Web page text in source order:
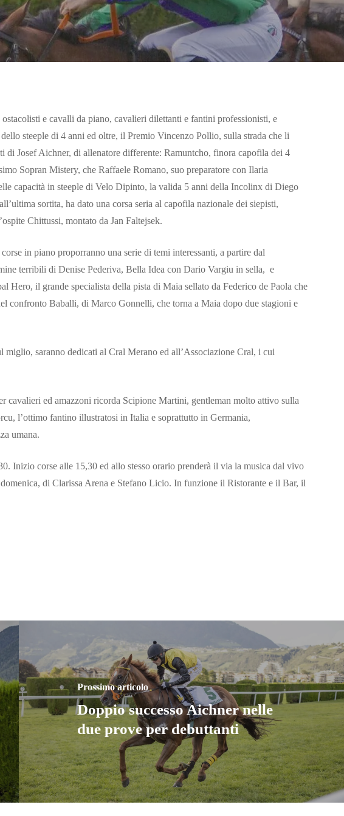
e cavalli da piano, cavalieri dilettanti e fantini professionisti, e
steeple di 4 anni ed oltre, il Premio Vincenzo Pollio, sulla strada che li
Josef Aichner, di allenatore differente: Ramuntcho, finora capofila dei 4
Sopran Mistery, che Raffaele Romano, suo preparatore con Ilaria
capacità in steeple di Velo Dipinto, la valida 5 anni della Incolinx di Diego
sortita, ha dato una corsa seria al capofila nazionale dei siepisti,
Chittussi, montato da Jan Faltejsek.
in piano proporranno una serie di temi interessanti, a partire dal
terribili di Denise Pederiva, Bella Idea con Dario Vargiu in sella, e
Hero, il grande specialista della pista di Maia sellato da Federico de Paola che
confronto Baballi, di Marco Gonnelli, che torna a Maia dopo due stagioni e
saranno dedicati al Cral Merano ed all’Associazione Cral, i cui
cavalieri ed amazzoni ricorda Scipione Martini, gentleman molto attivo sulla
l’ottimo fantino illustratosi in Italia e soprattutto in Germania,
umana.
Inizio corse alle 15,30 ed allo stesso orario prenderà il via la musica dal vivo
di Clarissa Arena e Stefano Licio. In funzione il Ristorante e il Bar, il
Prossimo articolo
Doppio successo Aichner nelle
due prove per debuttanti